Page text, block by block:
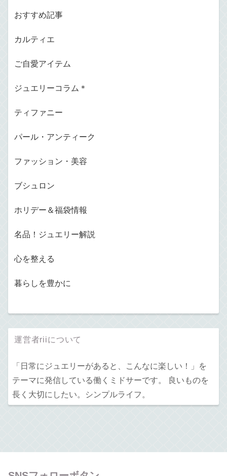
おすすめ記事
カルティエ
ご自愛アイテム
ジュエリーコラム＊
ティファニー
パール・アンティーク
ファッション・美容
ブシュロン
ホリデー＆福袋情報
名品！ジュエリー解説
心を整える
暮らしを豊かに
運営者riiについて
「日常にジュエリーがあると、こんなに楽しい！」を
テーマに発信している働くミドサーです。 良いものを
長く大切にしたい。シンプルライフ。